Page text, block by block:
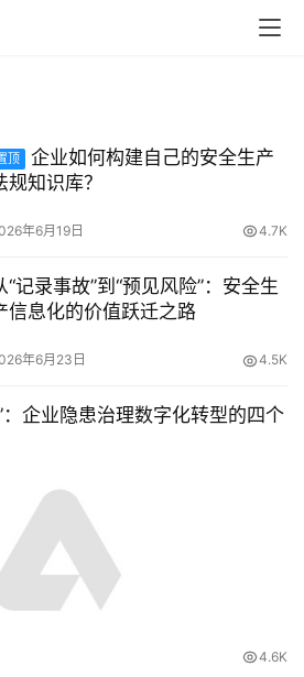
顶 企业如何构建自己的安全生产
规知识库？
年6月19日 4.7K
“记录事故”到“预见风险”：安全生
信息化的价值跃迁之路
年6月23日 4.5K
：企业隐患治理数字化转型的四个
4.6K